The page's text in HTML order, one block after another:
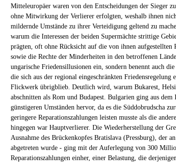
Mitteleuropäer waren von den Entscheidungen der Sieger
ohne Mitwirkung der Verlierer erfolgten, weshalb ihnen
mildernde Umstände zu ihrer Verteidigung geltend zu
warum die Interessen der beiden Supermächte strittige
prägten, oft ohne Rücksicht auf die von ihnen
sowie die Rechte der Minderheiten in den betroffenen
ungarische Friedensillusionen ein, sondern benennt auch
die sich aus der regional eingeschränkten Friedensregelung
Flickwerk übrigblieb. Deutlich wird, warum Bukarest,
abschnitten als Rom und Budapest. Bulgarien ging aus
günstigeren Umständen hervor, da es die Süddobrudscha
geringere Reparationszahlungen leisten musste als die
hingegen war Hauptverlierer. Die Wiederherstellung der
Ausnahme des Brückenkopfes Bratislava (Pressburg), der
abgetreten wurde - ging mit der Auferlegung von 300
Reparationszahlungen einher, einer Belastung, die